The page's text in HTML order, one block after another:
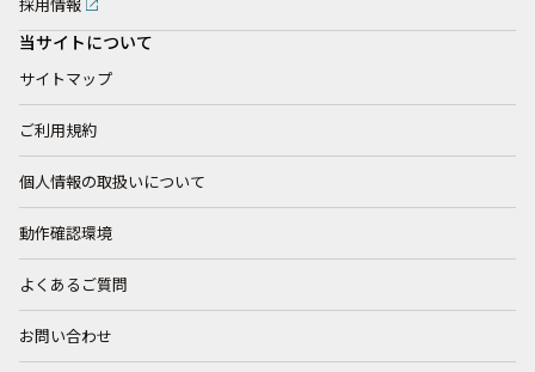
採用情報
当サイトについて
サイトマップ
ご利用規約
個人情報の取扱いについて
動作確認環境
よくあるご質問
お問い合わせ